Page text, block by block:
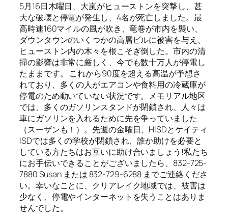
5月16日木曜日、大嵐がヒューストンを突撃し、甚
大な破壊と停電が発生し、4名が死亡しました。最
高時速160マイルの風が吹き、竜巻が市内を襲い、
ダウンタウンのいくつかの高層ビルに被害を与え、
ヒューストン内の木々を根こそぎ倒した。市内の清
掃の影響は非常に厳しく、今でも数十万人が停電し
たままです。 これから90度を超える高温が予想さ
れており、多くの人がエアコンや食料用の冷蔵庫が
停電のため動いていない状況です。メモリアル地区
では、多くのガソリンスタンドが閉鎖され、人々は
車にガソリンを入れるために先を争っていました
（スーザンも！）。先週の金曜日、HISDとケイティ
ISDでは多くの学校が閉鎖され、誰か助けを必要と
している方たちはお互いに助け合いましょう!私たち
にお手伝いできることがございましたら、832-725-
7880 Susan または 832-729-6288 までご連絡くださ
い。幸いなことに、クリアレイク地域では、被害は
少なく、停電やインターネットを失うことはありま
せんでした。